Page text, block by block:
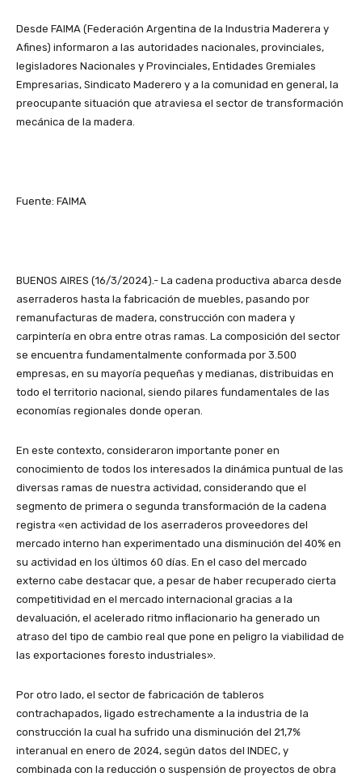
Desde FAIMA (Federación Argentina de la Industria Maderera y
Afines) informaron a las autoridades nacionales, provinciales,
legisladores Nacionales y Provinciales, Entidades Gremiales
Empresarias, Sindicato Maderero y a la comunidad en general, la
preocupante situación que atraviesa el sector de transformación
mecánica de la madera.
Fuente: FAIMA
BUENOS AIRES (16/3/2024).- La cadena productiva abarca desde
aserraderos hasta la fabricación de muebles, pasando por
remanufacturas de madera, construcción con madera y
carpintería en obra entre otras ramas. La composición del sector
se encuentra fundamentalmente conformada por 3.500
empresas, en su mayoría pequeñas y medianas, distribuidas en
todo el territorio nacional, siendo pilares fundamentales de las
economías regionales donde operan.
En este contexto, consideraron importante poner en
conocimiento de todos los interesados la dinámica puntual de las
diversas ramas de nuestra actividad, considerando que el
segmento de primera o segunda transformación de la cadena
registra «en actividad de los aserraderos proveedores del
mercado interno han experimentado una disminución del 40% en
su actividad en los últimos 60 días. En el caso del mercado
externo cabe destacar que, a pesar de haber recuperado cierta
competitividad en el mercado internacional gracias a la
devaluación, el acelerado ritmo inflacionario ha generado un
atraso del tipo de cambio real que pone en peligro la viabilidad de
las exportaciones foresto industriales».
Por otro lado, el sector de fabricación de tableros
contrachapados, ligado estrechamente a la industria de la
construcción la cual ha sufrido una disminución del 21,7%
interanual en enero de 2024, según datos del INDEC, y
combinada con la reducción o suspensión de proyectos de obra